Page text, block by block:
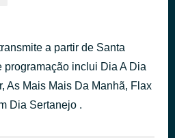
há 4 dias
a partir de Santa
programação inclui Dia A Dia
As Mais Mais Da Manhã, Flax
Dia Sertanejo .